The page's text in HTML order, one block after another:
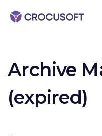
Archive
(expired)